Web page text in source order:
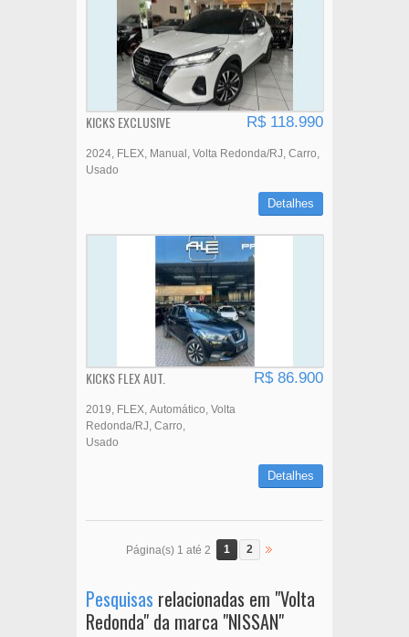
KICKS EXCLUSIVE R$ 118.990
2024 FLEX Manual Volta Redonda/RJ Carro
Usado
Detalhes
KICKS FLEX AUT. R$ 86.900
2019 FLEX Automático Volta
Redonda/RJ Carro
Usado
Detalhes
Página(s) 1 até 2 1 2
Pesquisas relacionadas em "Volta
Redonda" da marca "NISSAN"